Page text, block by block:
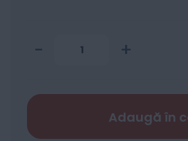
- +
Adaugă în